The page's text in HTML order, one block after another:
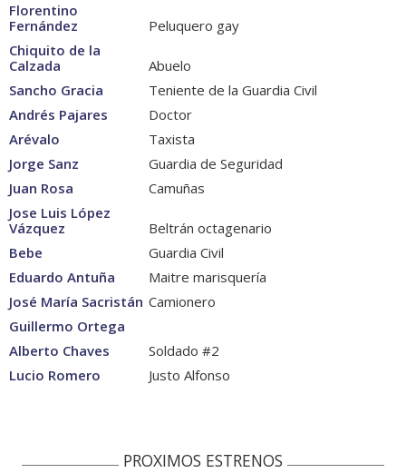
Florentino
Fernández
Peluquero gay
Chiquito de la
Calzada
Abuelo
Sancho Gracia
Teniente de la Guardia Civil
Andrés Pajares
Doctor
Arévalo
Taxista
Jorge Sanz
Guardia de Seguridad
Juan Rosa
Camuñas
Jose Luis López
Vázquez
Beltrán octagenario
Bebe
Guardia Civil
Eduardo Antuña
Maitre marisquería
José María Sacristán Camionero
Guillermo Ortega
Alberto Chaves
Soldado #2
Lucio Romero
Justo Alfonso
PROXIMOS ESTRENOS